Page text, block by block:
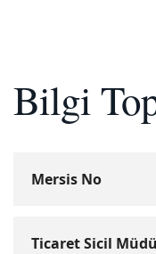
Bilgi
Mersis No
Ticaret Sicil